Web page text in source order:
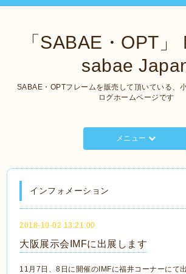
「SABAE・OPT
sabae
SABAE・OPTフレームを販売して頂いている、
ログホームページです
メニュー
インフォメーション
2018-10-02 13:21:00
大阪展示会IMFに出展します
11月7日、8日に開催のIMFに福井コーナーにて